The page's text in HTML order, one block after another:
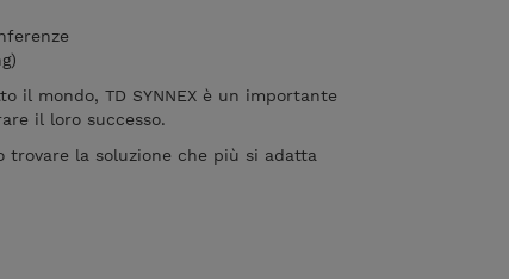
mondo, TD SYNNEX è un importante
il loro successo.
la soluzione che più si adatta